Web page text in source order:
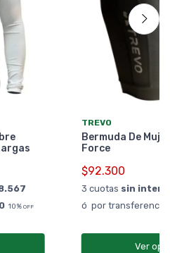
10% OFF
TREVO
Bermuda De
Force
$92.300
3 cuotas sin
ó por transferencia
Ver